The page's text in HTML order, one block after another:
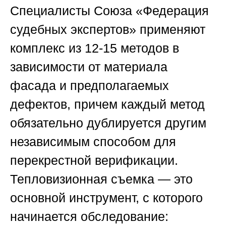
Специалисты Союза «Федерация
судебных экспертов» применяют
комплекс из 12-15 методов в
зависимости от материала
фасада и предполагаемых
дефектов, причем каждый метод
обязательно дублируется другим
независимым способом для
перекрестной верификации.
Тепловизионная съемка — это
основной инструмент, с которого
начинается обследование: